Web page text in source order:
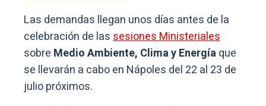
Las demandas llegan unos días antes de la
celebración de lassesiones Ministeriales
sobre Medio Ambiente, Clima y Energíaque
se llevarán a cabo en Nápoles del 22 al 23 de
julio próximos.